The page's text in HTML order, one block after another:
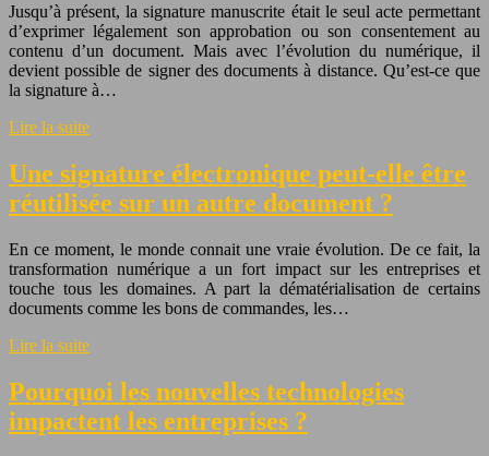
Jusqu’à présent, la signature manuscrite était le seul acte permettant
d’exprimer légalement son approbation ou son consentement au
contenu d’un document. Mais avec l’évolution du numérique, il
devient possible de signer des documents à distance. Qu’est-ce que
la signature à…
Lire la suite
Une signature électronique peut-elle être
réutilisée sur un autre document ?
En ce moment, le monde connait une vraie évolution. De ce fait, la
transformation numérique a un fort impact sur les entreprises et
touche tous les domaines. A part la dématérialisation de certains
documents comme les bons de commandes, les…
Lire la suite
Pourquoi les nouvelles technologies
impactent les entreprises ?